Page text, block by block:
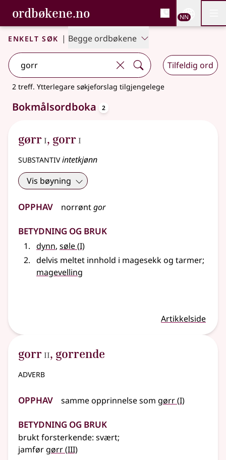
Gå til hovudinnhald
Tilgjenge
ordbøkene.no, Bokmålsordboka og
Bokmålsordboka og Nynorskordboka
NN
Enkelt søk | Begge ordbøkene
Tilfeldig ord
2 treff. Ytterlegare søkjeforslag tilgjengelege
Bokmålsordboka 2
gørr 1
I, gorr 1
I
substantivintetkjønn
Vis bøyning
Opphav norrøntgor
Betydning og bruk
dynn, søle(1
I)
delvis meltet innhold i magesekk og tarmer;
magevelling
Artikkelside
gorr 2
II, gorrende
adverb
Opphav samme opprinnelse som gørr(1
I)
Betydning og bruk
bruktforsterkende: svært;
jamfør gørr(3
III)